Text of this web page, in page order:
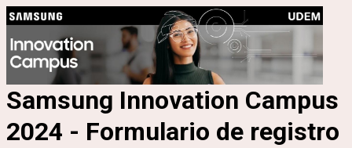
Samsung Innovation Campus
2024 - Formulario de registro